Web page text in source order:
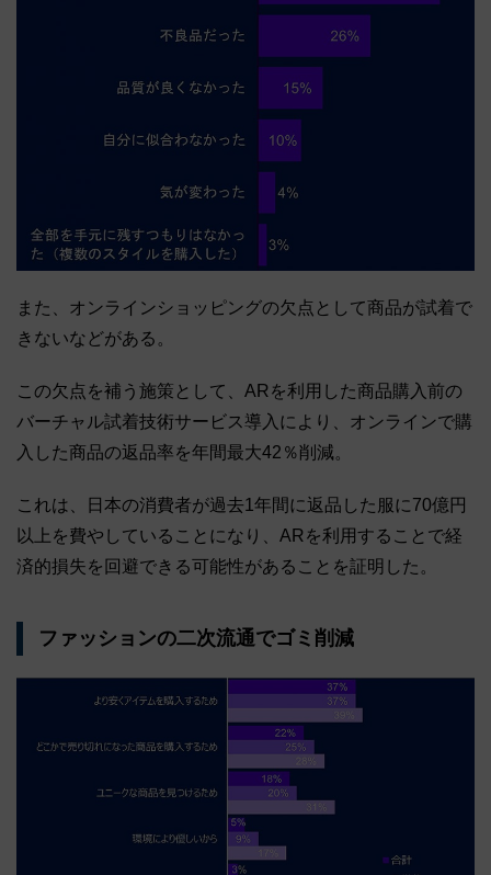
また、オンラインショッピングの欠点として商品が試着で
きないなどがある。
この欠点を補う施策として、ARを利用した商品購入前の
バーチャル試着技術サービス導入により、オンラインで購
入した商品の返品率を年間最大42％削減。
これは、日本の消費者が過去1年間に返品した服に70億円
以上を費やしていることになり、ARを利用することで経
済的損失を回避できる可能性があることを証明した。
ファッションの二次流通でゴミ削減